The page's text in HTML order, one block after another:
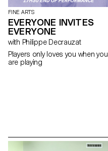
FINE ARTS
EVERYONE INVITES
EVERYONE
with Philippe Decrauzat
Players only loves you when you
are playing